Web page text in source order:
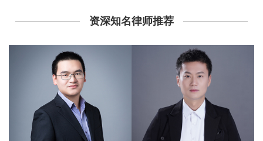
资深知名律师推荐